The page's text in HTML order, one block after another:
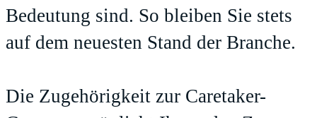
Bedeutung sind. So bleiben Sie stets
auf dem neuesten Stand der Branche.
Die Zugehörigkeit zur Caretaker-